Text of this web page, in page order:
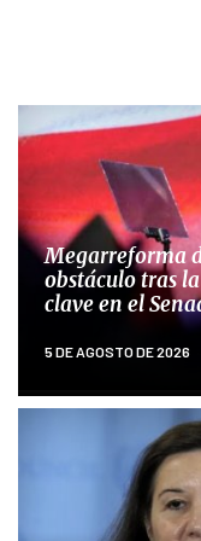
Megarreforma
obstáculo tras
clave en el
5 DE AGOSTO DE 2026